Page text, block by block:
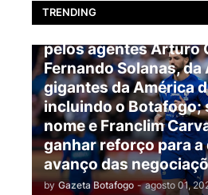
TRENDING
BOTAFOGO
EXCLUSIVO: Pablo
pelos agentes Arturo
Fernando Solanas, da
gigantes da América
incluindo o Botafogo;
nome e Franclim
ganhar reforço para a
avanço das
by Gazeta Botafogo - agosto 01,